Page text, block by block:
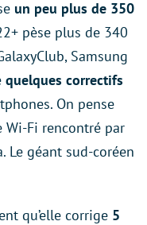
un peu plus de 350
pèse plus de 340
Samsung
quelques correctifs
On pense
Fi rencontré par
Le géant sud-coréen
qu’elle corrige 5